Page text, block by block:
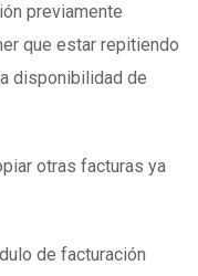
previamente
que estar repitiendo
disponibilidad de
otras facturas ya
de facturación